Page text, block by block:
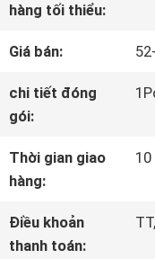
CHÚNG
TÔI
THAM
QUAN
NHÀ
hàng tối thiểu:
Giá bán:
chi tiết đóng
gói:
Thời gian giao
hàng:
Điều khoản
thanh toán: